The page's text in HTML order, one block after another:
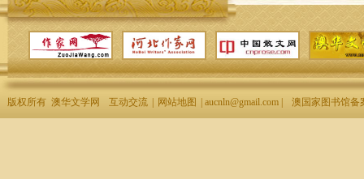
版权所有 澳华文学网 互动交流 网站地图 | aucnln@gmail.com | 澳国家图书馆备